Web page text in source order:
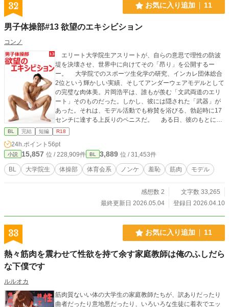
32 お気に入り追加 11
男子体操部#13 欲望のエキシビション
コンノ
エリート大学院生アスリートが、自らの意思で理性の防波
堤を決壊させ、世界中に向けてその「昂り」を公開するー
ー。 大学院でのスポーツ生化学の研究、インカレ団体総合
2位という輝かしい実績、そしてアンダーウェアモデルとして
の完璧な肉体美。片岡浩平は、誰もが羨む「文武両道のエリ
ート」そのものだった。しかし、彼には隠された「武器」が
あった。それは、モデル活動でも称賛を浴びる、勃起時に17
センチに達する上反りのペニスだ。 ある日、彼のもとに持
ち込まれたのは、実名・顔出しを条件に、カメラの前で本能
のままに乱れる姿を配信する過激なネット配信番組『THE RE
AL PRIDE』への出演依頼だった。トップアスリートや若手俳
優らが、名誉や地位を捨てて、カメラの前に痴態を晒す話題
の番組だ。最初は一笑に付した片岡だったが、現役のトップ
競輪選手が、その強靭な肉体を汗と精液で汚しながら絶叫す
た「雄」としての本能が激しく疼き始める。 ジャージを突
き破らんばかりに硬化した17センチの熱量を、もはや抑える
つ。理知的な大学院生の仮面が、剥き出しの欲情によって崩
壊していく快感。トップアスリートならではの凄まじい心肺
機能と爆発的な筋力が、ただ「射精」という一点のためだけ
に注ぎ込まれる。その光景は、もはや卑猥という言葉すら通
の「男子体操部シリーズ」の歴史を塗り替える、最もスキャ
ンダラスで、最も熱狂的な一夜。理性を脱ぎ捨てた片岡浩平
BL 完結 短編 R18
24h.ポイント 56pt
小説 15,857 位 / 228,909件 BL 3,889 位 / 31,453件
BL 大学院生 体操部 体育会系 ノンケ 羞恥 筋肉 モデル
感想数 2
文字数 33,265
最終更新日 2026.05.04
登録日 2026.04.10
33 お気に入り追加 11
熱々筋肉を震わせて性欲を持て余す家庭教師は俺のふしだら
な下僕です
ルルオカ
筋肉質ないい体の大学生の家庭教師たちが、訳ありだったり
曲者だったり意地悪だったり、いろいろな生徒に着衣でエッ